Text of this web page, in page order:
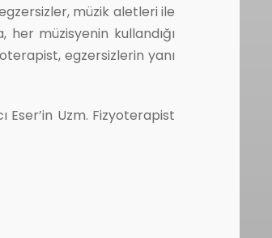
müzik aletleri ile
her müzisyenin kullandığı
egzersizlerin yanı
Uzm. Fizyoterapist